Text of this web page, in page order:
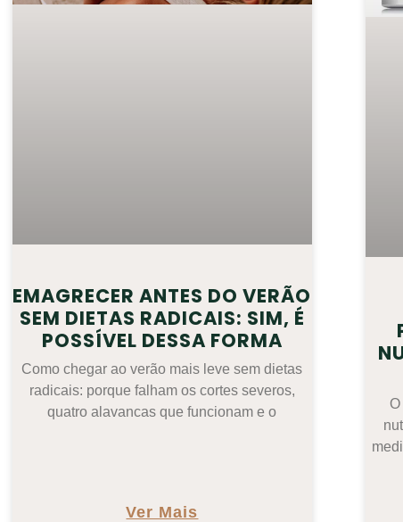
EMAGRECER ANTES DO VERÃO
SEM DIETAS RADICAIS: SIM, É
POSSÍVEL DESSA FORMA
Como chegar ao verão mais leve sem dietas
radicais: porque falham os cortes severos,
quatro alavancas que funcionam e o
Ver Mais